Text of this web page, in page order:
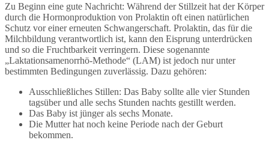
Zu Beginn eine gute Nachricht: Während der Stillzeit hat der Körper
durch die Hormonproduktion von Prolaktin oft einen natürlichen
Schutz vor einer erneuten Schwangerschaft. Prolaktin, das für die
Milchbildung verantwortlich ist, kann den Eisprung unterdrücken
und so die Fruchtbarkeit verringern. Diese sogenannte
„Laktationsamenorrhö-Methode“ (LAM) ist jedoch nur unter
bestimmten Bedingungen zuverlässig. Dazu gehören:
Ausschließliches Stillen: Das Baby sollte alle vier Stunden
tagsüber und alle sechs Stunden nachts gestillt werden.
Das Baby ist jünger als sechs Monate.
Die Mutter hat noch keine Periode nach der Geburt
bekommen.